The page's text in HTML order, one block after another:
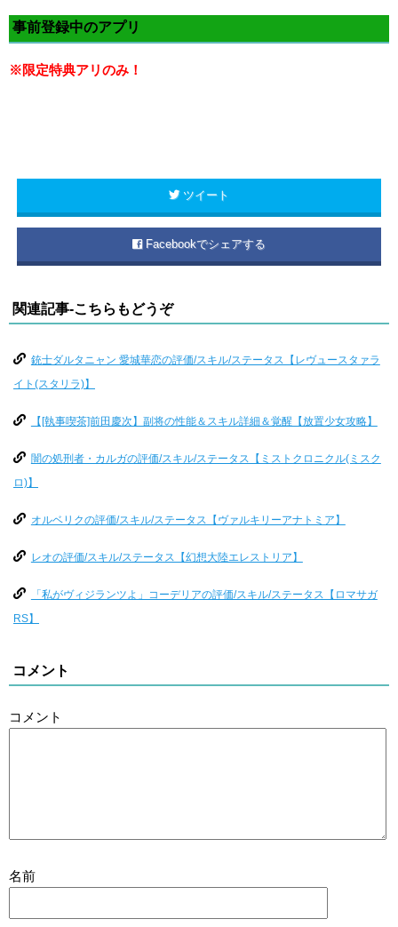
事前登録中のアプリ
※限定特典アリのみ！
ツイート
Facebookでシェアする
関連記事-こちらもどうぞ
銃士ダルタニャン 愛城華恋の評価/スキル/ステータス【レヴュースタァラ
イト(スタリラ)】
【[執事喫茶]前田慶次】副将の性能＆スキル詳細＆覚醒【放置少女攻略】
闇の処刑者・カルガの評価/スキル/ステータス【ミストクロニクル(ミスク
ロ)】
オルベリクの評価/スキル/ステータス【ヴァルキリーアナトミア】
レオの評価/スキル/ステータス【幻想大陸エレストリア】
「私がヴィジランツよ」コーデリアの評価/スキル/ステータス【ロマサガ
RS】
コメント
コメント
名前